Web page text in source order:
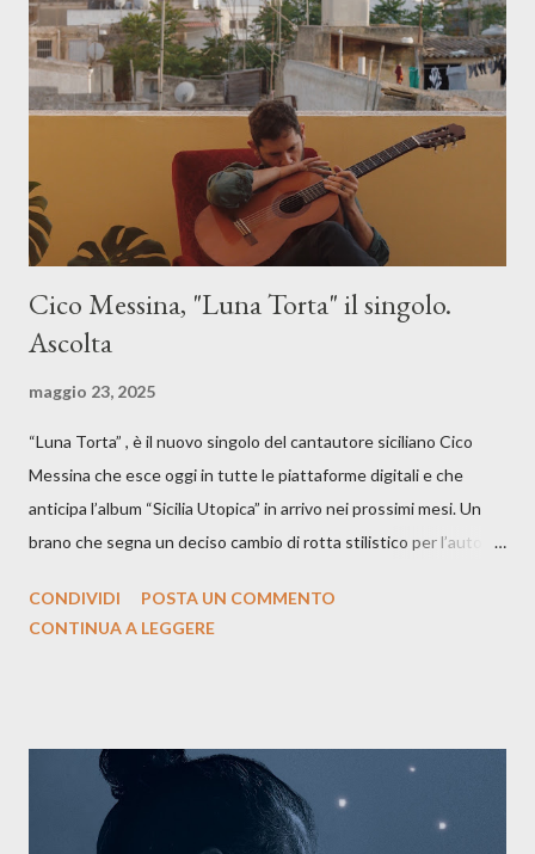
Cico Messina, "Luna Torta" il singolo.
Ascolta
maggio 23, 2025
“Luna Torta” , è il nuovo singolo del cantautore siciliano Cico
Messina che esce oggi in tutte le piattaforme digitali e che
anticipa l’album “Sicilia Utopica” in arrivo nei prossimi mesi. Un
brano che segna un deciso cambio di rotta stilistico per l’autore
testo ibrido tra italiano e siciliano, e un’urgenza espressiva che
La canzone racconta la difficoltà di creare, e perfino di esistere,
sotto il peso della realtà. Ma lo fa cercando una via d’uscita, una
forma di assoluzione, nel vivere e nel suonare, nel trovare respiro
CONDIVIDI
POSTA UN COMMENTO
CONTINUA A LEGGERE